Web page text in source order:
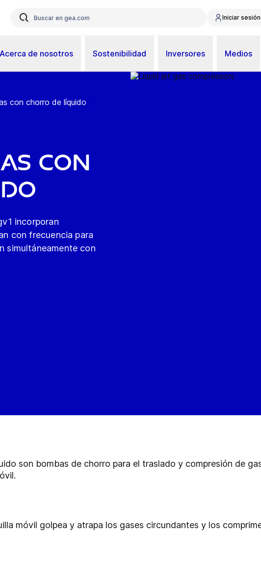
Iniciar sesión
Acerca de nosotros Sostenibilidad Inversores Medios
con chorro de líquido
con
incorporan
con frecuencia para
simultáneamente con
son bombas de chorro para el traslado y compresión de
móvil golpea y atrapa los gases circundantes y los